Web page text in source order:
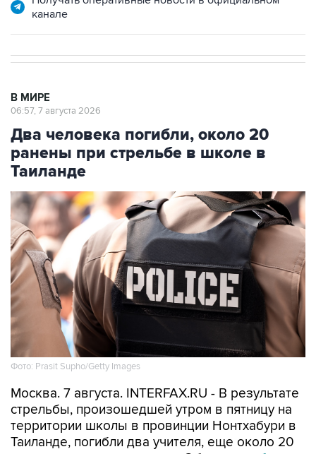
Два человека погибли, около 20
ранены при стрельбе в школе в
Таиланде
Фото: Prasit Supho/Getty Images
Москва. 7 августа. INTERFAX.RU - В результате
территории школы в провинции Нонтхабури в
Таиланде, погибли два учителя, еще около 20
человек получили ранения. Об этомсообщает
издание Khaosod.